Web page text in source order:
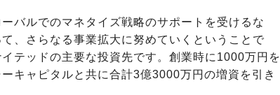
バルでのマネタイズ戦略のサポートを受けるな
、さらなる事業拡大に努めていくということで
テッドの主要な投資先です。創業時に1000万円を
キャピタルと共に合計3億3000万円の増資を引き